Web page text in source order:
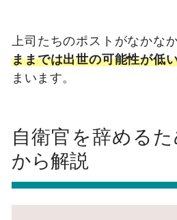
上司たちのポストがなかな
ままでは出世の可能性が低
まいます。
自衛官を辞める
から解説